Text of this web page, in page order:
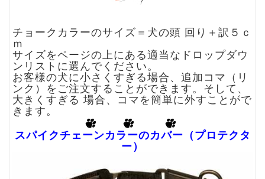
チョークカラーのサイズ＝犬の頭 回り＋訳５ｃ
ｍ
サイズをページの上にある適当なドロップダウ
ンリストに選んでください。
お客様の犬に小さくすぎる場合、追加コマ（リ
ンク）をご注文することができます。そして、
大きくすぎる 場合、コマを簡単に外すことがで
きます。
スパイクチェーンカラーのカバー（プロテクタ
ー）